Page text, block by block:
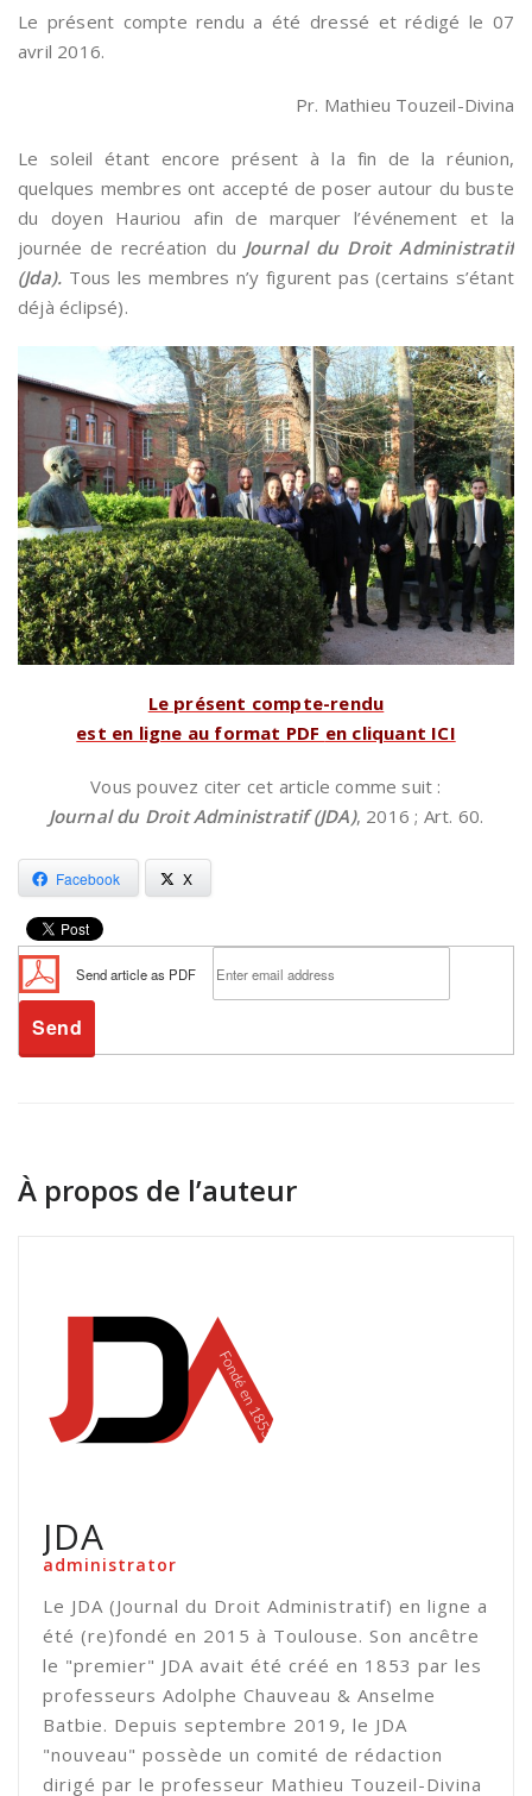
Le présent compte rendu a été dressé et rédigé le 07
avril 2016.
Pr. Mathieu Touzeil-Divina
Le soleil étant encore présent à la fin de la réunion,
quelques membres ont accepté de poser autour du buste
du doyen Hauriou afin de marquer l’événement et la
journée de recréation du Journal du Droit Administratif
(Jda). Tous les membres n’y figurent pas (certains s’étant
déjà éclipsé).
Le présent compte-rendu
est en ligne au format PDF en cliquant ICI
Vous pouvez citer cet article comme suit :
Journal du Droit Administratif (JDA), 2016 ; Art. 60.
Facebook X
Send article as PDF
À propos de l’auteur
JDA
administrator
Le JDA (Journal du Droit Administratif) en ligne a
été (re)fondé en 2015 à Toulouse. Son ancêtre
le "premier" JDA avait été créé en 1853 par les
professeurs Adolphe Chauveau & Anselme
Batbie. Depuis septembre 2019, le JDA
"nouveau" possède un comité de rédaction
dirigé par le professeur Mathieu Touzeil-Divina